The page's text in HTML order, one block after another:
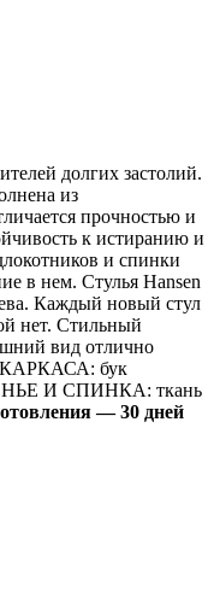
долгих застолий.
из
прочностью и
к истиранию и
и спинки
в нем. Стулья Hansen
Каждый новый стул
нет. Стильный
вид отлично
КАРКАСА: бук
И СПИНКА: ткань
— 30 дней